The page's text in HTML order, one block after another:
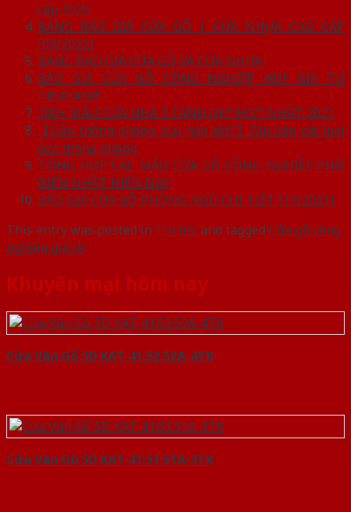
cấp 2022
BẢNG BÁO GIÁ CỬA GỖ | CỬA NHỰA CAO CẤP
[03/2022]
BẢNG BÁO GIÁ CỬA GỖ VÀ CỬA NHỰA
BÁO GIÁ CỬA GỖ CÔNG NGHIỆP HDF GIÁ TỪ
1.850.000đ
100+ MẪU CỬA NHÀ 1 CÁNH ĐẸP HOT NHẤT 2021
【Cửa thông phòng loại nào tốt?】Giá bán các loại
cửa thông phòng
TỔNG HỢP CÁC MẪU CỬA GỖ CÔNG NGHIỆP PHỔ
BIẾN NHẤT HIỆN NAY
BÁO GIÁ CỬA GỖ PHÒNG NGỦ CHI TIẾT [11/2021]
This entry was posted in Tin tứcand tagged Cửa gỗ công
nghiệp giá rẻ.
Khuyến mại hôm nay
Cửa Vân Gỗ 5D KAT-41.52.52A-4TK
Cửa Vân Gỗ 5D KAT-41.51.51A-3TK